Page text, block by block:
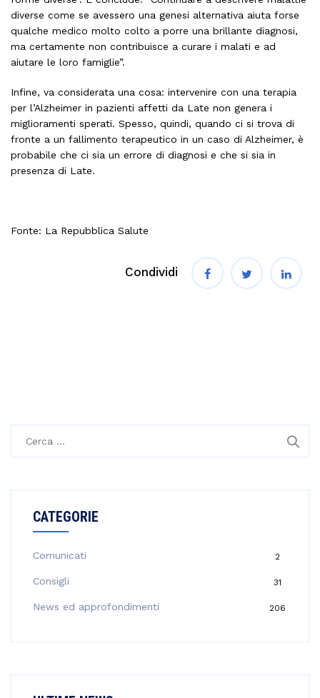
diverse come se avessero una genesi alternativa aiuta forse
qualche medico molto colto a porre una brillante diagnosi,
ma certamente non contribuisce a curare i malati e ad
aiutare le loro famiglie”.
Infine, va considerata una cosa: intervenire con una terapia
per l’Alzheimer in pazienti affetti da Late non genera i
miglioramenti sperati. Spesso, quindi, quando ci si trova di
fronte a un fallimento terapeutico in un caso di Alzheimer, è
probabile che ci sia un errore di diagnosi e che si sia in
presenza di Late.
Fonte: La Repubblica Salute
Condividi
CATEGORIE
Comunicati 2
Consigli 31
News ed approfondimenti 206